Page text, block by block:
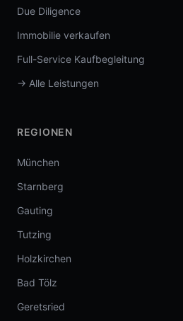
Due Diligence
Immobilie verkaufen
Full-Service Kaufbegleitung
→ Alle Leistungen
REGIONEN
München
Starnberg
Gauting
Tutzing
Holzkirchen
Bad Tölz
Geretsried